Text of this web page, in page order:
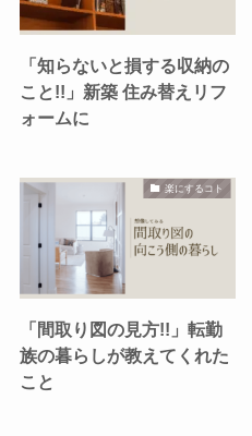
「知らないと損する収納の
こと!!」新築 住み替えリフ
ォームに
楽にするコト
「間取り図の見方!!」転勤
族の暮らしが教えてくれた
こと